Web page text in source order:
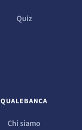
Quiz
QUALEBANCA
Chi siamo